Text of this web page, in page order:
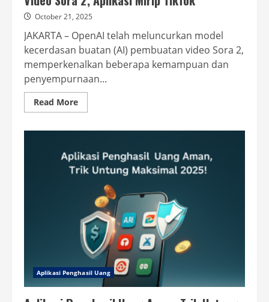
October 21, 2025
JAKARTA – OpenAI telah meluncurkan model
kecerdasan buatan (AI) pembuatan video Sora 2,
memperkenalkan beberapa kemampuan dan
penyempurnaan...
Read MoreRead
more
AI
Pembuatan
Video
Sora
Aplikasi
Mirip
TikTok
Aplikasi Penghasil Uang